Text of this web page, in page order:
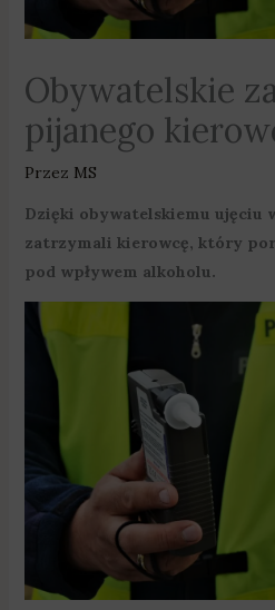
Obywatelskie
pijanego
Przez MS
Dzięki obywatelskiemu ujęciu
zatrzymali kierowcę, który
pod wpływem alkoholu.